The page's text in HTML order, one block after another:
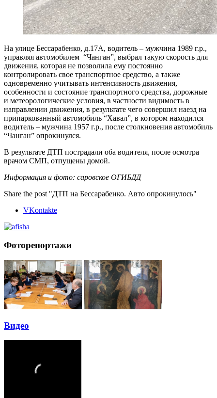
На улице Бессарабенко, д.17А, водитель – мужчина 1989 г.р.,
управляя автомобилем “Чанган”, выбрал такую скорость для
движения, которая не позволила ему постоянно
контролировать свое транспортное средство, а также
одновременно учитывать интенсивность движения,
особенности и состояние транспортного средства, дорожные
и метеорологические условия, в частности видимость в
направлении движения, в результате чего совершил наезд на
припаркованный автомобиль “Хавал”, в котором находился
водитель – мужчина 1957 г.р., после столкновения автомобиль
“Чанган” опрокинулся.
В результате ДТП пострадали оба водителя, после осмотра
врачом СМП, отпущены домой.
Информация и фото: саровское ОГИБДД
Share the post "ДТП на Бессарабенко. Авто опрокинулось"
VKontakte
Фоторепортажи
Видео